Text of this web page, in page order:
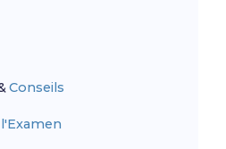
Conseils
l'Examen